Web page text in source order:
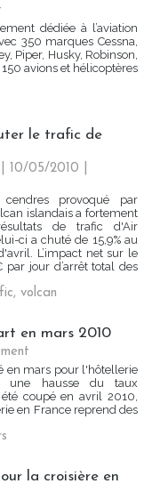
dédiée à l’aviation
350 marques Cessna,
Piper, Husky, Robinson,
avions et hélicoptères
le trafic de
10/05/2010
provoqué par
islandais a fortement
de trafic d'Air
ci a chuté de 15,9% au
L’impact net sur le
par jour d’arrêt total des
, volcan
en mars 2010
en mars pour l'hôtellerie
une hausse du taux
coupé en avril 2010,
en France reprend des
la croisière en